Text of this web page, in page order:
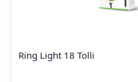
Ring Light 18 Tolli